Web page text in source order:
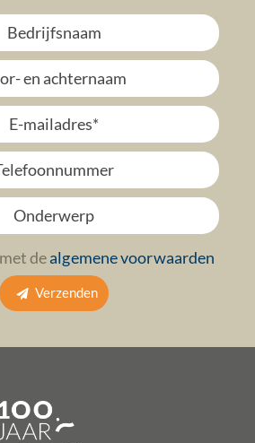
dealgemene voorwaarden
Verzenden